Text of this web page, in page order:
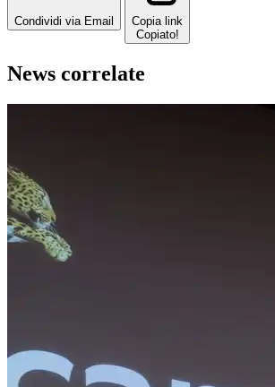
Condividi via Email
Copia link
Copiato!
News correlate